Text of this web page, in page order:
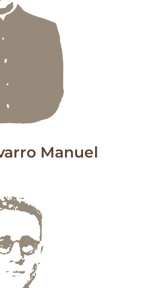
Manuel